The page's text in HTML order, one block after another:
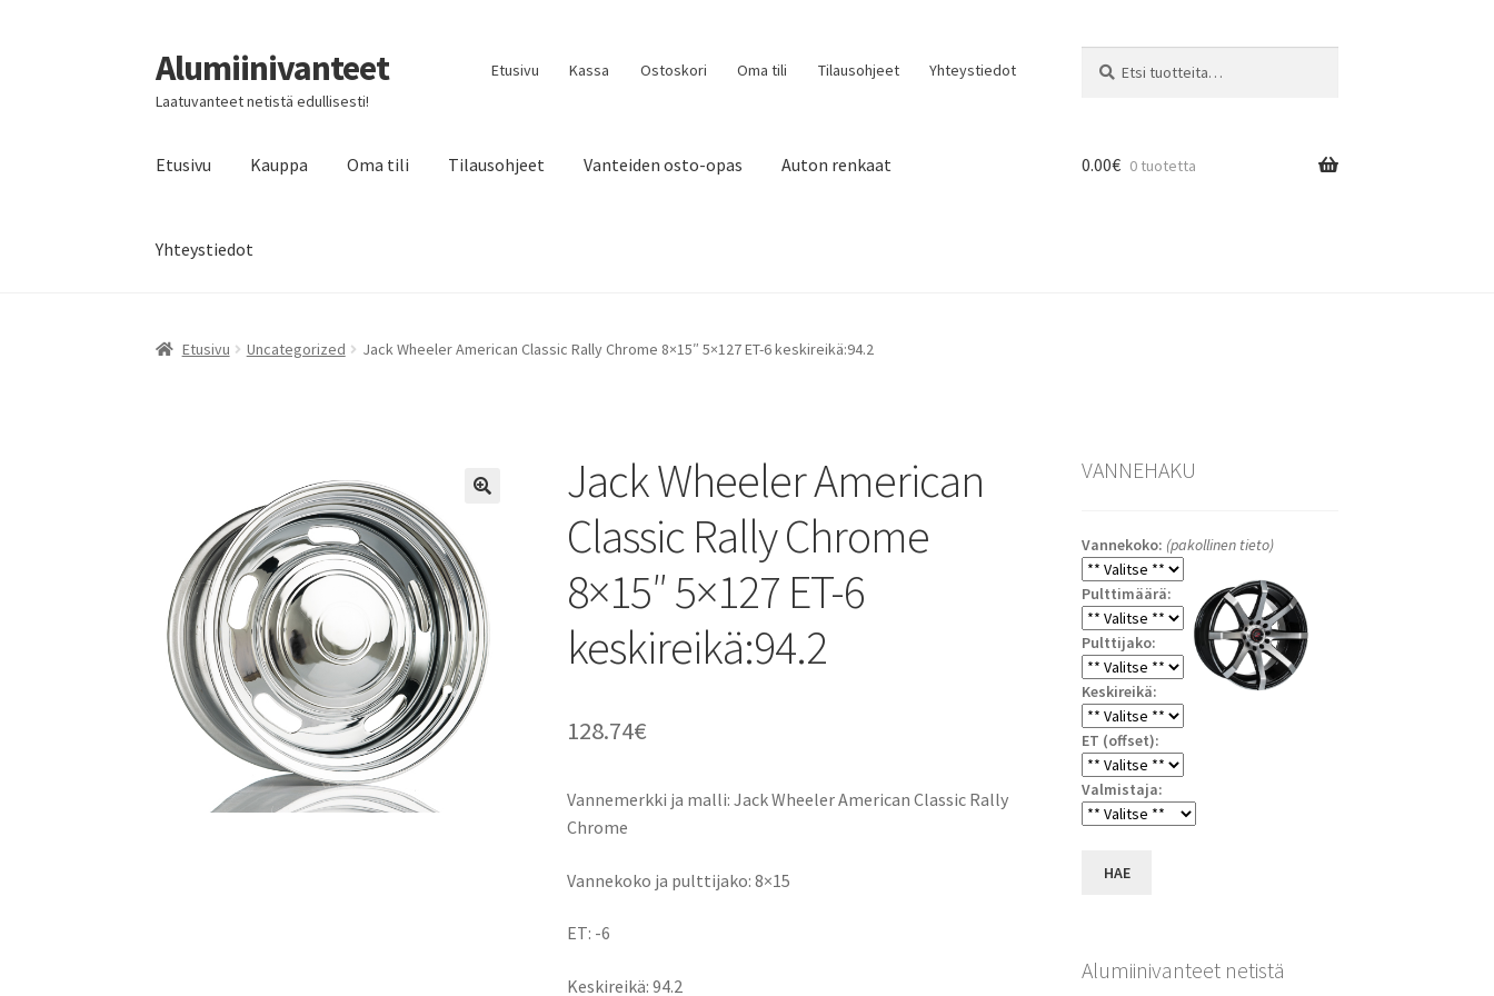
Siirry
navigointiin
Siirry
sisältöön
Alumiinivanteet
Laatuvanteet netistä edullisesti!
Etusivu Kassa Ostoskori Oma tili Tilausohjeet Yhteystiedot
Etusivu Kauppa Oma tili Tilausohjeet Vanteiden osto-opas Auton renkaat
Yhteystiedot
0.00€ 0 tuotetta
Etusivu Uncategorized Jack Wheeler American Classic Rally Chrome 8×15″ 5×127 ET-6 keskireikä:94.2
Jack Wheeler American
Classic Rally Chrome
8×15″ 5×127 ET-6
keskireikä:94.2
128.74€
Vannemerkki ja malli: Jack Wheeler American Classic Rally
Chrome
Vannekoko ja pulttijako: 8×15
ET: -6
Keskireikä: 94.2
VANNEHAKU
Vannekoko: (pakollinen tieto)
Pulttimäärä:
Pulttijako:
Keskireikä:
ET (offset):
Valmistaja:
HAE
Alumiinivanteet netistä